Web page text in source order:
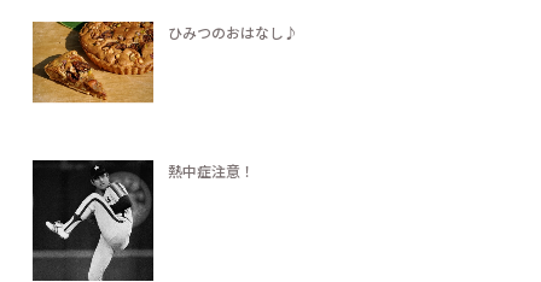
ひみつのおはなし♪
熱中症注意！